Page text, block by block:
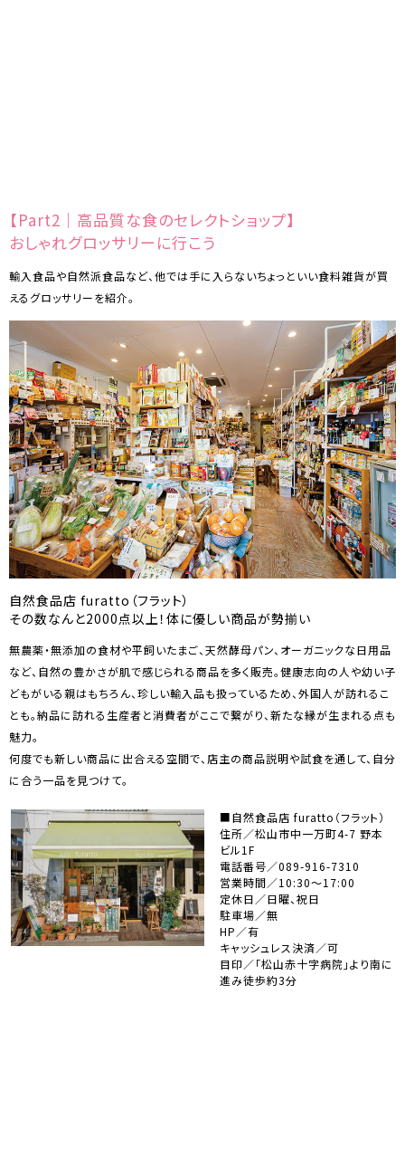
【Part2｜高品質な食のセレクトショップ】
おしゃれグロッサリーに行こう
輸入食品や自然派食品など、他では手に入らないちょっといい食料雑貨が買
えるグロッサリーを紹介。
自然食品店 furatto（フラット）
その数なんと2000点以上！体に優しい商品が勢揃い
無農薬・無添加の食材や平飼いたまご、天然酵母パン、オーガニックな日用品
など、自然の豊かさが肌で感じられる商品を多く販売。健康志向の人や幼い子
どもがいる親はもちろん、珍しい輸入品も扱っているため、外国人が訪れるこ
とも。納品に訪れる生産者と消費者がここで繋がり、新たな縁が生まれる点も
魅力。
何度でも新しい商品に出合える空間で、店主の商品説明や試食を通して、自分
に合う一品を見つけて。
■自然食品店 furatto（フラット）
住所／松山市中一万町4-7 野本
ビル1F
電話番号／089-916-7310
営業時間／10:30～17:00
定休日／日曜、祝日
駐車場／無
HP／有
キャッシュレス決済／可
目印／「松山赤十字病院」より南に
進み徒歩約3分